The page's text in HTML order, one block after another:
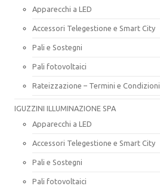
Apparecchi a LED
Accessori Telegestione e Smart City
Pali e Sostegni
Pali fotovoltaici
Rateizzazione – Termini e Condizioni
IGUZZINI ILLUMINAZIONE SPA
Apparecchi a LED
Accessori Telegestione e Smart City
Pali e Sostegni
Pali fotovoltaici